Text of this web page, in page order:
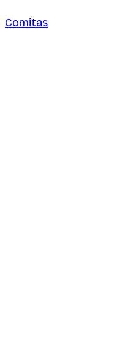
Comitas